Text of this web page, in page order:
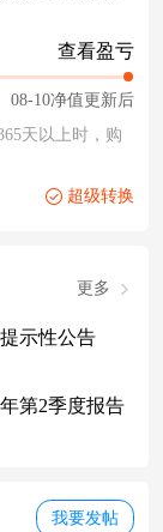
查看盈亏
08-10净值更新后
天以上时，购
超级转换
更多
示性公告
第2季度报告
我要发帖